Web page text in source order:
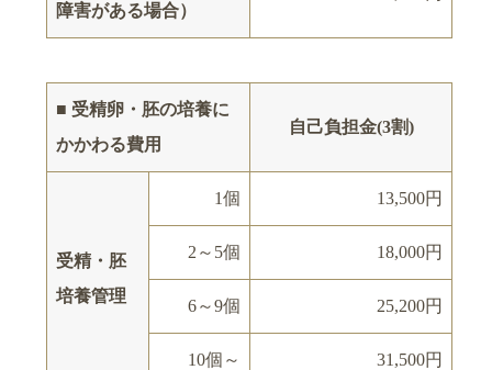
障害がある場合）
■ 受精卵・胚の培養に
かかわる費用
自己負担金(3割)
受精・胚
培養管理
1個 13,500円
2～5個 18,000円
6～9個 25,200円
10個～ 31,500円